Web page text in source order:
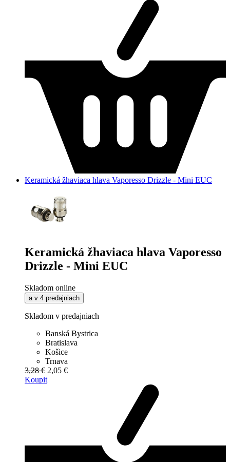
Keramická žhaviaca hlava Vaporesso Drizzle - Mini EUC
Keramická žhaviaca hlava Vaporesso
Drizzle - Mini EUC
Skladom online
a v 4 predajniach
Skladom v predajniach
Banská Bystrica
Bratislava
Košice
Trnava
3,28 € 2,05 €
Koupit